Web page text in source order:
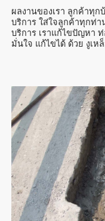
ผลงานของเรา ลูกค้าทุก
บริการ ใส่ใจลูกค้าทุกท่
บริการ เราแก้ไขปัญหา ท่
มั่นใจ แก้ไขได้ ด้วย งูเห